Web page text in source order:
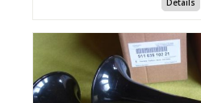
Details